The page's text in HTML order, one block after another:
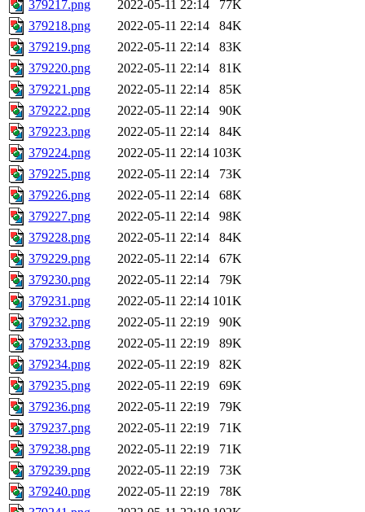
379217.png 2022-05-11 22:14
77K
379218.png
2022-05-11 22:14
84K
379219.png
2022-05-11 22:14
83K
379220.png
2022-05-11 22:14
81K
379221.png
2022-05-11 22:14
85K
379222.png
2022-05-11 22:14
90K
379223.png
2022-05-11 22:14
84K
379224.png
2022-05-11 22:14 103K
379225.png
2022-05-11 22:14
73K
379226.png
2022-05-11 22:14
68K
379227.png
2022-05-11 22:14
98K
379228.png
2022-05-11 22:14
84K
379229.png
2022-05-11 22:14
67K
379230.png
2022-05-11 22:14
79K
379231.png
2022-05-11 22:14 101K
379232.png
2022-05-11 22:19
90K
379233.png
2022-05-11 22:19
89K
379234.png
2022-05-11 22:19
82K
379235.png
2022-05-11 22:19
69K
379236.png
2022-05-11 22:19
79K
379237.png
2022-05-11 22:19
71K
379238.png
2022-05-11 22:19
71K
379239.png
2022-05-11 22:19
73K
379240.png
2022-05-11 22:19
78K